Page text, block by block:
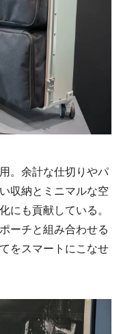
。余計な仕切りやパ
収納とミニマルな空
にも貢献している。
ーチと組み合わせる
をスマートにこなせ